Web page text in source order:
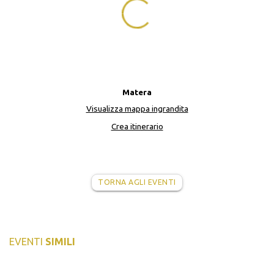
Matera
Visualizza mappa ingrandita
Crea itinerario
TORNA AGLI EVENTI
EVENTI SIMILI